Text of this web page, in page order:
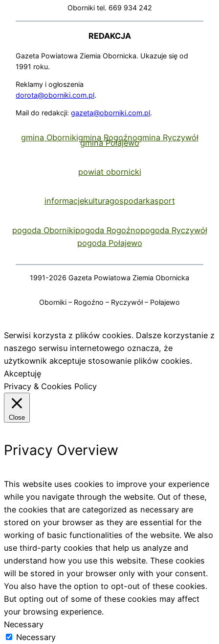
Oborniki tel. 669 934 242
REDAKCJA
Gazeta Powiatowa Ziemia Obornicka. Ukazuje się od
1991 roku.
Reklamy i ogłoszenia
dorota@oborniki.com.pl.
Mail do redakcji: gazeta@oborniki.com.pl.
gmina Obornikigmina Rogoźnogmina Ryczywół
gmina Połajewo
powiat obornicki
informacjekulturagospodarkasport
pogoda Obornikipogoda Rogoźnopogoda Ryczywół
pogoda Połajewo
1991-2026 Gazeta Powiatowa Ziemia Obornicka
Oborniki – Rogoźno – Ryczywół – Połajewo
Serwisi korzysta z plików cookies. Dalsze korzystanie z
naszego serwisu internetowego oznacza, że
użytkownik akceptuje stosowanie plików cookies.
Akceptuję
Privacy & Cookies Policy
Close
Privacy Overview
This website uses cookies to improve your experience
while you navigate through the website. Out of these,
the cookies that are categorized as necessary are
stored on your browser as they are essential for the
working of basic functionalities of the website. We also
use third-party cookies that help us analyze and
understand how you use this website. These cookies
will be stored in your browser only with your consent.
You also have the option to opt-out of these cookies.
But opting out of some of these cookies may affect
your browsing experience.
Necessary
Necessary